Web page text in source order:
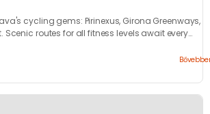
cycling gems: Pirinexus, Girona Greenways,
Scenic routes for all fitness levels await every